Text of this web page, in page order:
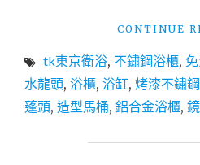
CONTINUE
tk東京衛浴, 不鏽鋼浴櫃,
水龍頭, 浴櫃, 浴缸, 烤漆不鏽
蓬頭, 造型馬桶, 鋁合金浴櫃,